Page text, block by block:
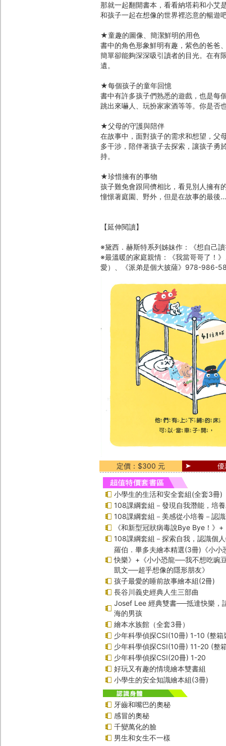
那就一起翻開書本，看看納塔莉和小艾
和孩子一起在想像的世界裡恣意的暢遊
★童趣的圖像、簡潔鮮明的用色
書中的角色形象鮮明有趣，紫色的爸
簡單卻能夠深深吸引讀者的目光。在有
遺。
★每個孩子的童年回憶
書中有許多孩子們熟悉的遊戲，也是每
跳出來嚇人、玩扮家家酒等等。你是否
★父母的守護與陪伴
在故事中，面對孩子的需求和想望，父
多干涉，陪伴著孩子去探索，讓孩子勇
持。
★珍惜擁有的事物
孩子難免會跟同儕相比，看見別人擁有
憧憬著庭園、野外，但是在故事的最
【延伸閱讀】
※黛西．赫斯特系列姊妹作：《想自己
※最溫暖的家庭親情：《我當哥哥了！
愛）、《派弟是個大披薩》978-986-
定價：$300 元
小學生的生活和安全套組(全套3冊)
108課綱套組－發現自我潛能，培
108課綱套組－美感從小培養－認
《和新型冠狀病毒說Bye Bye！》
108課綱套組－探索自我，認識個
羅伯．畢多夫繪本精選(3冊)《小
快樂》+《小小恐龍──我不想吃豌
凱文──超乎想像的隱形朋友》
孩子最愛的睡前故事繪本組(2冊)
長谷川義史經典人生三部曲
Josef Lee 經典雙書──抵達快樂，
海的男孩
繪本水族館（全套3冊）
少年科學偵探CSI(10冊) 1-10 (整箱
少年科學偵探CSI(10冊) 11-20 (整
少年科學偵探CSI(20冊) 1-20
好玩又有趣的情境繪本雙書組
小學生的安全知識繪本組(3冊)
牙齒和嘴巴的奧秘
感冒的奧秘
千變萬化的臉
男生和女生不一樣